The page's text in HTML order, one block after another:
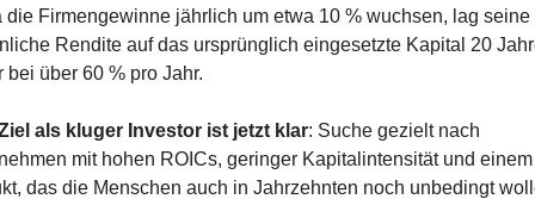
die Firmengewinne jährlich um etwa 10 % wuchsen, lag seine
Rendite auf das ursprünglich eingesetzte Kapital 20
bei über 60 % pro Jahr.
als kluger Investor ist jetzt klar: Suche gezielt nach
mit hohen ROICs, geringer Kapitalintensität und einem
das die Menschen auch in Jahrzehnten noch unbedingt